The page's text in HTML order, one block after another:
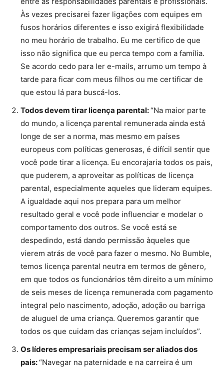
Às vezes precisarei fazer ligações com equipes em
fusos horários diferentes e isso exigirá flexibilidade
no meu horário de trabalho. Eu me certifico de que
isso não significa que eu perca tempo com a família.
Se acordo cedo para ler e-mails, arrumo um tempo à
tarde para ficar com meus filhos ou me certificar de
que estou lá para buscá-los.
Todos devem tirar licença parental:“Na maior parte
do mundo, a licença parental remunerada ainda está
longe de ser a norma, mas mesmo em países
europeus com políticas generosas, é difícil sentir que
você pode tirar a licença. Eu encorajaria todos os pais,
que puderem, a aproveitar as políticas de licença
parental, especialmente aqueles que lideram equipes.
A igualdade aqui nos prepara para um melhor
resultado geral e você pode influenciar e modelar o
comportamento dos outros. Se você está se
despedindo, está dando permissão àqueles que
vierem atrás de você para fazer o mesmo. No Bumble,
temos licença parental neutra em termos de gênero,
em que todos os funcionários têm direito a um mínimo
de seis meses de licença remunerada com pagamento
integral pelo nascimento, adoção, adoção ou barriga
de aluguel de uma criança. Queremos garantir que
todos os que cuidam das crianças sejam incluídos”.
Os líderes empresariais precisam ser aliados dos
pais:“Navegar na paternidade e na carreira é um